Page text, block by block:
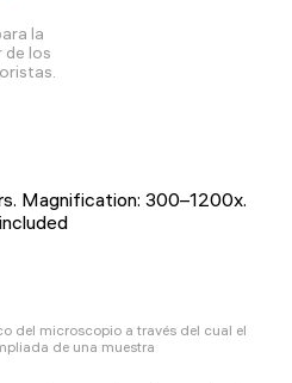
la
de los
Magnification: 300–1200x.
del microscopio a través del cual el
de una muestra